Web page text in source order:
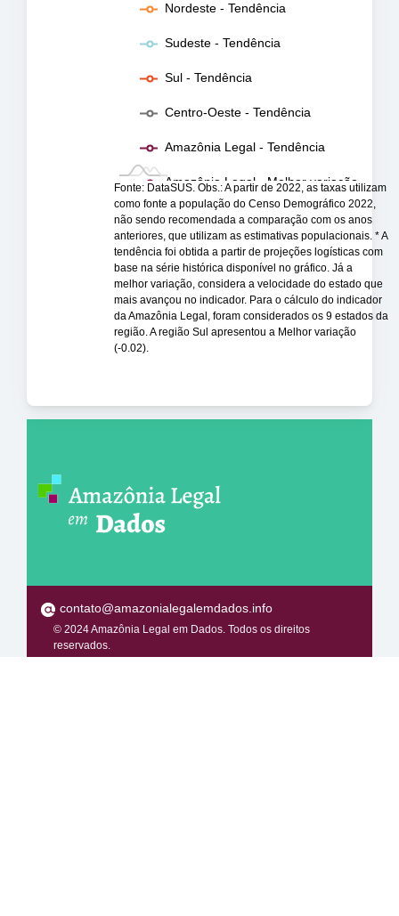
Nordeste - Tendência
Sudeste - Tendência
Sul - Tendência
Centro-Oeste - Tendência
Amazônia Legal - Tendência
Amazônia Legal - Melhor variação
Fonte: DataSUS. Obs.: A partir de 2022, as taxas utilizam
como fonte a população do Censo Demográfico 2022,
não sendo recomendada a comparação com os anos
anteriores, que utilizam as estimativas populacionais. * A
tendência foi obtida a partir de projeções logísticas com
base na série histórica disponível no gráfico. Já a
melhor variação, considera a velocidade do estado que
mais avançou no indicador. Para o cálculo do indicador
da Amazônia Legal, foram considerados os 9 estados da
região. A região Sul apresentou a Melhor variação
(-0.02).
contato@amazonialegalemdados.info
© 2024 Amazônia Legal em Dados. Todos os direitos
reservados.